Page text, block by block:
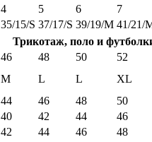
4 5 6
7
35/15/S 37/17/S 39/19/M 41/21/
Трикотаж, поло и
46 48 50
52
M L L
XL
44 46 48
50
40 42 44
46
42 44 46
48